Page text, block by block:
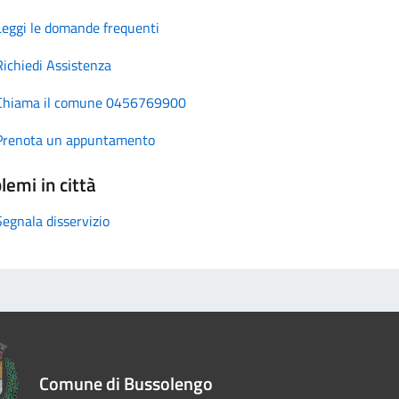
le domande frequenti
Assistenza
il comune 0456769900
un appuntamento
in città
disservizio
Comune di Bussolengo